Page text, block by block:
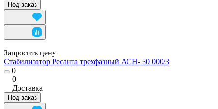
Под заказ
Запросить цену
Стабилизатор Ресанта трехфазный АСН- 30 000/3
0
0
Доставка
Под заказ